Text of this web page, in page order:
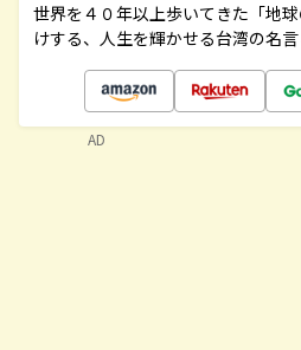
世界を４０年以上歩いてきた「地
けする、人生を輝かせる台湾の名
AD